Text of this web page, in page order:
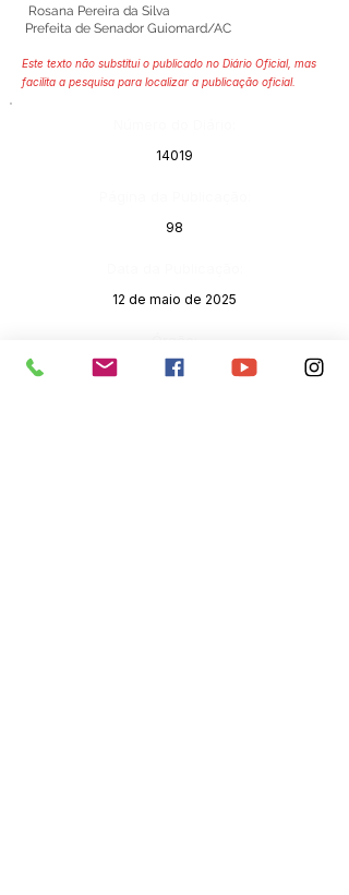
Rosana Pereira da Silva
Prefeita de Senador Guiomard/AC
Este texto não substitui o publicado no Diário Oficial, mas
facilita a pesquisa para localizar a publicação oficial.
14019
98
12 de maio de 2025
Sec. Assistência Social